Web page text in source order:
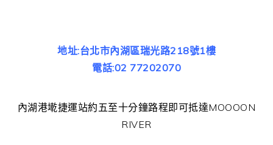
地址:台北市內湖區瑞光路218號1樓
電話:02 77202070
內湖港墘捷運站約五至十分鐘路程即可抵達MOOOON
RIVER